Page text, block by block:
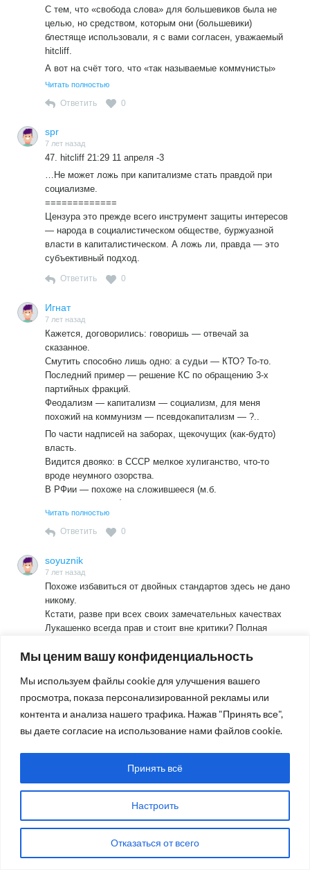
Мы ценим вашу конфиденциальность
Мы используем файлы cookie для улучшения вашего
просмотра, показа персонализированной рекламы или
контента и анализа нашего трафика. Нажав "Принять все",
вы даете согласие на использование нами файлов cookie.
Настроить
Отказаться от всего
Принять всё
С тем, что «свобода слова» для большевиков была не
целью, но средством, которым они (большевики)
блестяще использовали, я с вами согласен, уважаемый
hitcliff.
А вот на счёт того, что «так называемые коммунисты»
что-то там навязывают, думаю вы ошибаетесь. И КПРФ и
(«свободу слова») в РФ нет, что правящий режим
жгучую правду о том, что Россия вот вот, прямо сейчас
пропадёт, если конечно не сменить власть.
режимами так поступают. Вот когда сами станут властью
тогда возможно и вспомнят ваши слова. А пока надо
Читать полностью
Ответить 0
spr
7 лет назад
47. hitcliff 21:29 11 апреля -3
…Не может ложь при капитализме стать правдой при
социализме.
=============
Цензура это прежде всего инструмент защиты интересов
— народа в социалистическом обществе, буржуазной
власти в капиталистическом. А ложь ли, правда — это
субъективный подход.
Ответить 0
Игнат
7 лет назад
Кажется, договорились: говоришь — отвечай за
сказанное.
Смутить способно лишь одно: а судьи — КТО? То-то.
Последний пример — решение КС по обращению 3-х
партийных фракций.
Феодализм — капитализм — социализм, для меня
похожий на коммунизм — псевдокапитализм — ?..
По части надписей на заборах, щекочущих (как-будто)
власть.
Видится двояко: в СССР мелкое хулиганство, что-то
вроде неумного озорства.
В РФии — похоже на сложившееся (м.б.
складывающееся) убеждение.
Читать полностью
Ответить 0
soyuznik
7 лет назад
Похоже избавиться от двойных стандартов здесь не дано
никому.
Кстати, разве при всех своих замечательных качествах
Лукашенко всегда прав и стоит вне критики? Полная
белорусский сайт tyt.by
что раз Россия вводит запрет на ввоз из РБ яблок и груш,
то РБ ставит нефтепровод на ремонт, по сути перекрывая
транзит нефти.
Заявление глупое, ремонтировать надо не в знак
протеста. Запрет же вызван тем, что со стороны РБ
ввозится санкционная продукция не белорусского
закончились, а груш вообще нет.
С нефтью Лукашенко может дошутиться себе во вред,
РФ может обойтись без белорусского нефтепровода и он
нефть из Венесуэлы, чем однажды уже удивила и
Ответить 0
>Всех волнует свобода слова возможность высказывания